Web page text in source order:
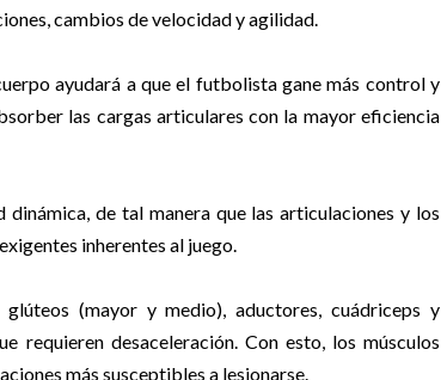
cambios de velocidad y agilidad.
ayudará a que el futbolista gane más control y
las cargas articulares con la mayor eficiencia
de tal manera que las articulaciones y los
inherentes al juego.
(mayor y medio), aductores, cuádriceps y
requieren desaceleración. Con esto, los músculos
más susceptibles a lesionarse.